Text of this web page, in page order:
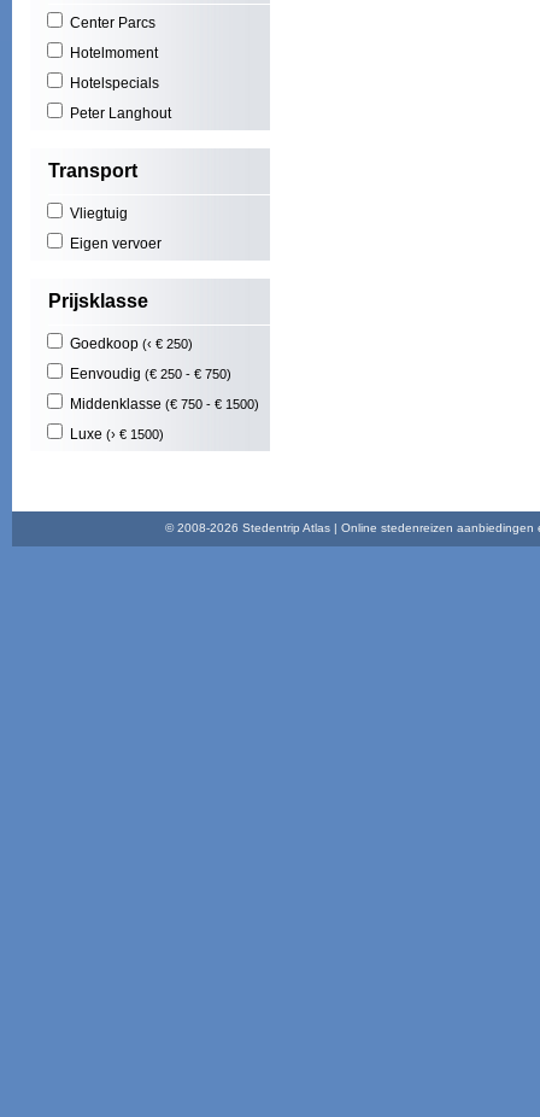
Center Parcs
Hotelmoment
Hotelspecials
Peter Langhout
Transport
Vliegtuig
Eigen vervoer
Prijsklasse
Goedkoop (‹ € 250)
Eenvoudig (€ 250 - € 750)
Middenklasse (€ 750 - € 1500)
Luxe (› € 1500)
© 2008-2026 Stedentrip Atlas | Online stedenreizen